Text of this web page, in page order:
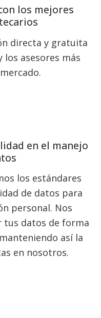
los mejores
directa y gratuita
asesores más
en el manejo
los estándares
de datos para
personal. Nos
datos de forma
así la
en nosotros.